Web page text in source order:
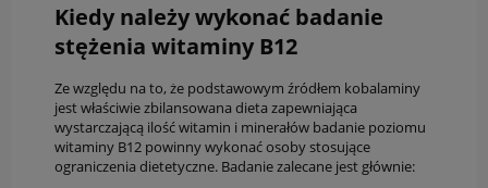
Kiedy należy wykonać badanie
stężenia witaminy B12
Ze względu na to, że podstawowym źródłem kobalaminy
jest właściwie zbilansowana dieta zapewniająca
wystarczającą ilość witamin i minerałów badanie poziomu
witaminy B12 powinny wykonać osoby stosujące
ograniczenia dietetyczne. Badanie zalecane jest głównie: